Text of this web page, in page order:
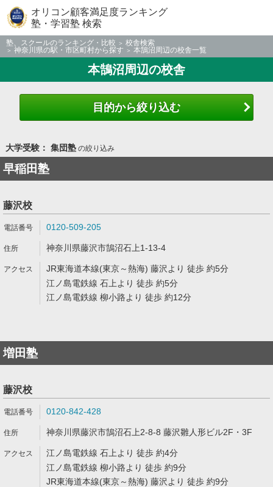
オリコン顧客満足度ランキング
塾・学習塾 検索
塾、スクールのランキング・比較
校舎検索
神奈川県の駅・市区町村から探す
本鵠沼周辺の校舎一覧
本鵠沼周辺の校舎
目的から絞り込む
大学受験： 集団塾の絞り込み
早稲田塾
藤沢校
0120-509-205
神奈川県藤沢市鵠沼石上1-13-4
JR東海道本線(東京～熱海) 藤沢より 徒歩 約5分
江ノ島電鉄線 石上より 徒歩 約5分
江ノ島電鉄線 柳小路より 徒歩 約12分
増田塾
藤沢校
0120-842-428
神奈川県藤沢市鵠沼石上2-8-8 藤沢雛人形ビル2F・3F
江ノ島電鉄線 石上より 徒歩 約4分
江ノ島電鉄線 柳小路より 徒歩 約9分
JR東海道本線(東京～熱海) 藤沢より 徒歩 約9分